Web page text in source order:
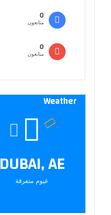
0
متابعون
0
متابعون
Weather
DUBAI, AE
غيوم متفرقة